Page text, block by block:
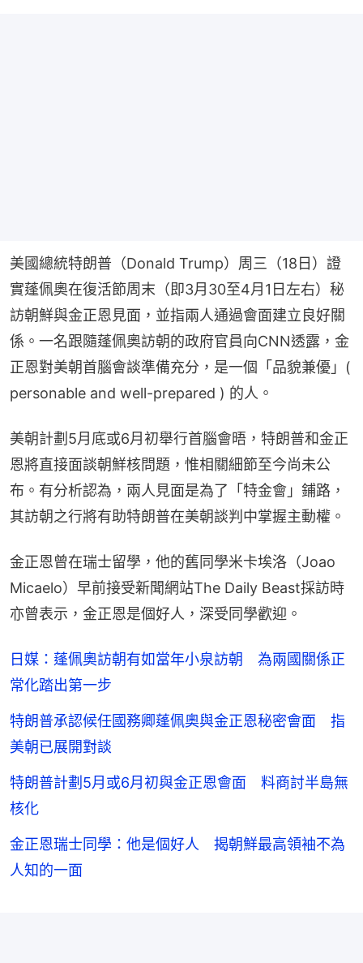
美國總統特朗普（Donald Trump）周三（18日）證
實蓬佩奧在復活節周末（即3月30至4月1日左右）秘
訪朝鮮與金正恩見面，並指兩人通過會面建立良好關
係。一名跟隨蓬佩奧訪朝的政府官員向CNN透露，金
正恩對美朝首腦會談準備充分，是一個「品貌兼優」(
personable and well-prepared ) 的人。
美朝計劃5月底或6月初舉行首腦會晤，特朗普和金正
恩將直接面談朝鮮核問題，惟相關細節至今尚未公
布。有分析認為，兩人見面是為了「特金會」鋪路，
其訪朝之行將有助特朗普在美朝談判中掌握主動權。
金正恩曾在瑞士留學，他的舊同學米卡埃洛（Joao
Micaelo）早前接受新聞網站The Daily Beast採訪時
亦曾表示，金正恩是個好人，深受同學歡迎。
日媒：蓬佩奧訪朝有如當年小泉訪朝 為兩國關係正
常化踏出第一步
特朗普承認候任國務卿蓬佩奧與金正恩秘密會面 指
美朝已展開對談
特朗普計劃5月或6月初與金正恩會面 料商討半島無
核化
金正恩瑞士同學：他是個好人 揭朝鮮最高領袖不為
人知的一面